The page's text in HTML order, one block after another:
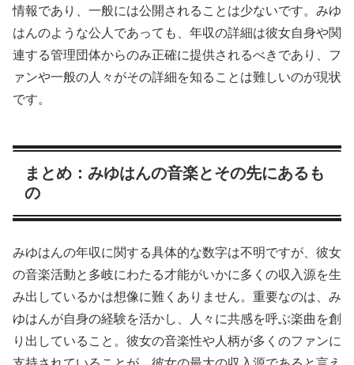
情報であり、一般には公開されることは少ないです。みゆ
はんのような公人であっても、年収の詳細は彼女自身や関
連する管理団体からのみ正確に提供されるべきであり、フ
ァンや一般の人々がその詳細を知ることは難しいのが現状
です。
まとめ：みゆはんの音楽とその先にあるも
の
みゆはんの年収に関する具体的な数字は不明ですが、彼女
の音楽活動と多岐にわたる才能がいかに多くの収入源を生
み出しているかは想像に難くありません。重要なのは、み
ゆはんが自身の経験を活かし、人々に共感を呼ぶ楽曲を創
り出していること。彼女の音楽性や人柄が多くのファンに